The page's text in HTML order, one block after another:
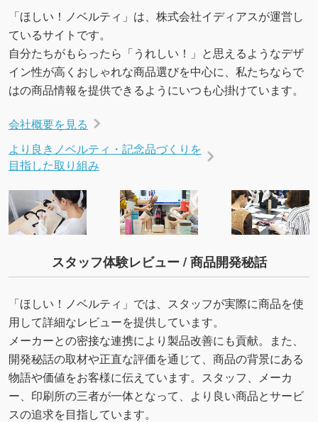
「ほしい！ノベルティ」は、株式会社イディアスが運営し
ているサイトです。
自分たちがもらったら「うれしい！」と思えるようなデザ
イン性が高くおしゃれな商品選びを中心に、私たちならで
はの商品情報を提供できるようにいつも心掛けています。
会社概要を見る
より良きノベルティ・記念品づくりを
目指した取り組み
スタッフ体験レビュー / 商品開発秘話
「ほしい！ノベルティ」では、スタッフが実際に商品を使
用して詳細なレビューを提供しています。
メーカーとの密接な連携により製品改善にも貢献。また、
開発秘話の取材や正直な評価を通じて、商品の背景にある
物語や価値をお客様に伝えています。スタッフ、メーカ
ー、印刷所の三者が一体となって、より良い商品とサービ
スの追求を目指しています。